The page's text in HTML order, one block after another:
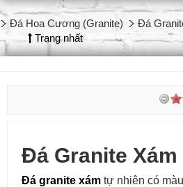
Đá Hoa Cương (Granite)
Đá
Trang nhất
Đá Granite Xám
Đá granite xám tự nhiên có